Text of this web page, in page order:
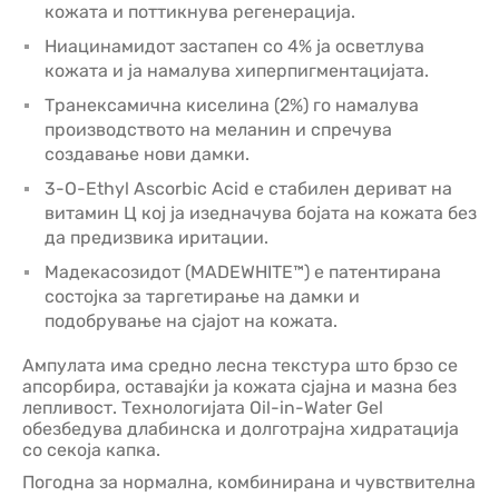
кожата и поттикнува регенерација.
Ниацинамидот застапен со 4% ја осветлува
кожата и ја намалува хиперпигментацијата.
Транексамична киселина (2%) го намалува
производството на меланин и спречува
создавање нови дамки.
3-O-Ethyl Ascorbic Acid е стабилен дериват на
витамин Ц кој ја изедначува бојата на кожата без
да предизвика иритации.
Мадекасозидот (MADEWHITE™) е патентирана
состојка за таргетирање на дамки и
подобрување на сјајот на кожата.
Ампулата има средно лесна текстура што брзо се
апсорбира, оставајќи ја кожата сјајна и мазна без
лепливост. Технологијата Oil-in-Water Gel
обезбедува длабинска и долготрајна хидратација
со секоја капка.
Погодна за нормална, комбинирана и чувствителна